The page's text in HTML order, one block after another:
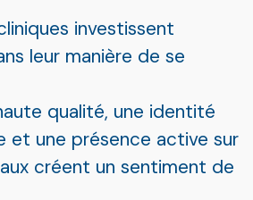
investissent
leur manière de se
qualité, une identité
et une présence active sur
créent un sentiment de